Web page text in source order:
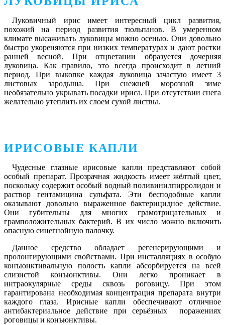
Луковичный ирис имеет интересный цикл развития,
похожий на период развития тюльпанов. В умеренном
климате высаживать луковицы можно осенью. Они довольно
быстро укореняются при низких температурах и дают ростки
ранней весной. При отцветании образуется дочерняя
луковица. Как правило, это всегда происходит в летний
период. При выкопке каждая луковица зачастую имеет 3
листовых зародыша. При снежней морозной зиме
необязательно укрывать посадки ириса. При отсутствии снега
желательно утеплить их слоем сухой листвы.
ИРИСОВЫЕ КАПЛИ
Чудесные глазные ирисовые капли представляют собой
особый препарат. Прозрачная жидкость имеет жёлтый цвет,
поскольку содержит особый водный поливинилпирролидон и
раствор гентамицина сульфата. Эти бесподобные капли
оказывают довольно выраженное бактерицидное действие.
Они губительны для многих грамотрицательных и
грамположительных бактерий. В их число можно включить
опасную синегнойную палочку.
Данное средство обладает регенерирующими и
пролонгирующими свойствами. При инсталляциях в особую
конъюнктивальную полость капли абсорбируется на всей
слизистой конъюнктивы. Они легко проникает в
интраокулярные среды сквозь роговицу. При этом
гарантирована необходимая концентрация препарата внутри
каждого глаза. Ирисные капли обеспечивают отличное
антибактериальное действие при серьёзных поражениях
роговицы и конъюнктивы.